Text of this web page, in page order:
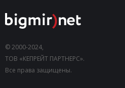
© 2000-2024,
ТОВ «КЕПРЕЙТ ПАРТНЕРС».
Все права защищены.